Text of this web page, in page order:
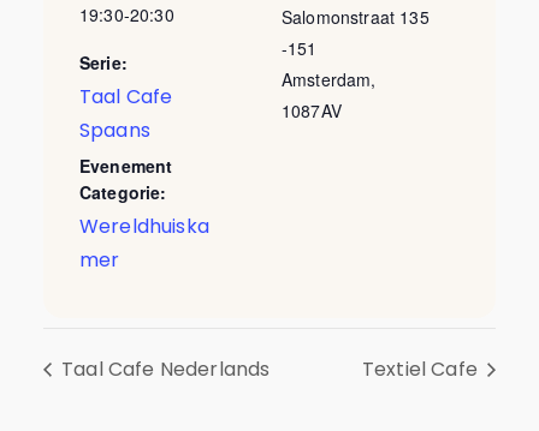
19:30-20:30
Serie:
Taal Cafe
Spaans
Evenement
Categorie:
Wereldhuiska
mer
Salomonstraat 135
-151
Amsterdam,
1087AV
Taal Cafe Nederlands Textiel Cafe